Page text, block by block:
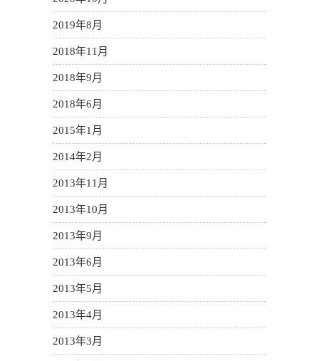
2019年8月
2018年11月
2018年9月
2018年6月
2015年1月
2014年2月
2013年11月
2013年10月
2013年9月
2013年6月
2013年5月
2013年4月
2013年3月